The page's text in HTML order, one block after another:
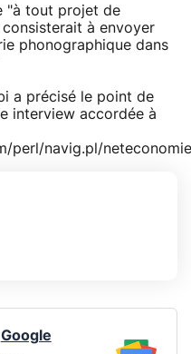
"à tout projet de
à envoyer
phonographique dans
a précisé le point de
interview accordée à
perl/navig.pl/
Google